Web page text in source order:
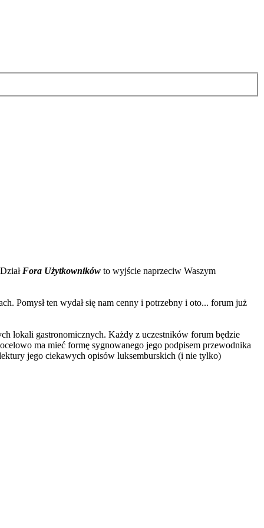
Fora Użytkowników to wyjście naprzeciw Waszym
Pomysł ten wydał się nam cenny i potrzebny i oto... forum już
lokali gastronomicznych. Każdy z uczestników forum będzie
ma mieć formę sygnowanego jego podpisem przewodnika
jego ciekawych opisów luksemburskich (i nie tylko)